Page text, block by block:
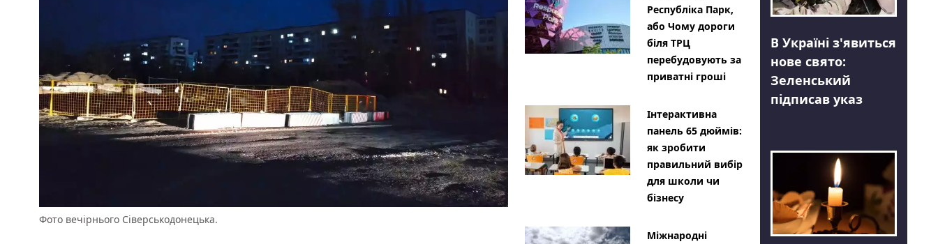
Фото вечірнього Сіверськодонецька.
Республіка Парк,
або Чому дороги
біля ТРЦ
перебудовують за
приватні гроші
Інтерактивна
панель 65 дюймів:
як зробити
правильний вибір
для школи чи
бізнесу
Міжнародні
В Україні з'явиться
нове свято:
Зеленський
підписав указ